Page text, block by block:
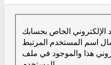
الإلكتروني الخاص بحسابك
اسم المستخدم المرتبط
هذا والموجود في ملف